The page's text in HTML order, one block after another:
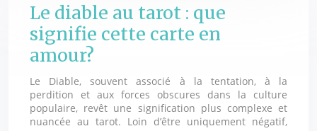
Le diable au tarot : que
signifie cette carte en
amour?
Le Diable, souvent associé à la tentation, à la
perdition et aux forces obscures dans la culture
populaire, revêt une signification plus complexe et
nuancée au tarot. Loin d’être uniquement négatif,